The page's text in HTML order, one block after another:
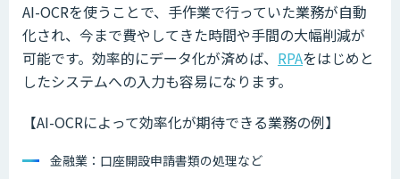
AI-OCRを使うことで、手作業で行っていた業務が自動
化され、今まで費やしてきた時間や手間の大幅削減が
可能です。効率的にデータ化が済めば、 RPAをはじめと
したシステムへの入力も容易になります。
【AI-OCRによって効率化が期待できる業務の例】
金融業：口座開設申請書類の処理など